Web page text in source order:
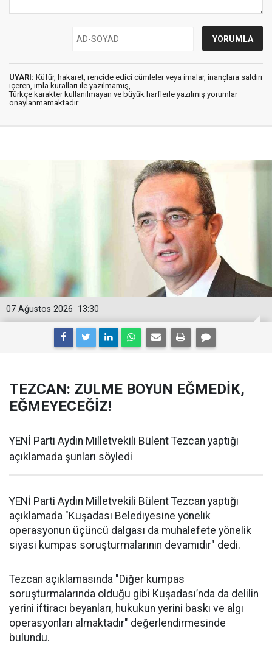
UYARI: Küfür, hakaret, rencide edici cümleler veya imalar, inançlara saldırı
içeren, imla kuralları ile yazılmamış,
Türkçe karakter kullanılmayan ve büyük harflerle yazılmış yorumlar
onaylanmamaktadır.
13:30
07 Ağustos 2026
TEZCAN: ZULME BOYUN EĞMEDİK,
EĞMEYECEĞİZ!
YENİ Parti Aydın Milletvekili Bülent Tezcan yaptığı
açıklamada şunları söyledi
YENİ Parti Aydın Milletvekili Bülent Tezcan yaptığı
açıklamada "Kuşadası Belediyesine yönelik
operasyonun üçüncü dalgası da muhalefete yönelik
siyasi kumpas soruşturmalarının devamıdır" dedi.
Tezcan açıklamasında "Diğer kumpas
soruşturmalarında olduğu gibi Kuşadası’nda da delilin
yerini iftiracı beyanları, hukukun yerini baskı ve algı
operasyonları almaktadır" değerlendirmesinde
bulundu.